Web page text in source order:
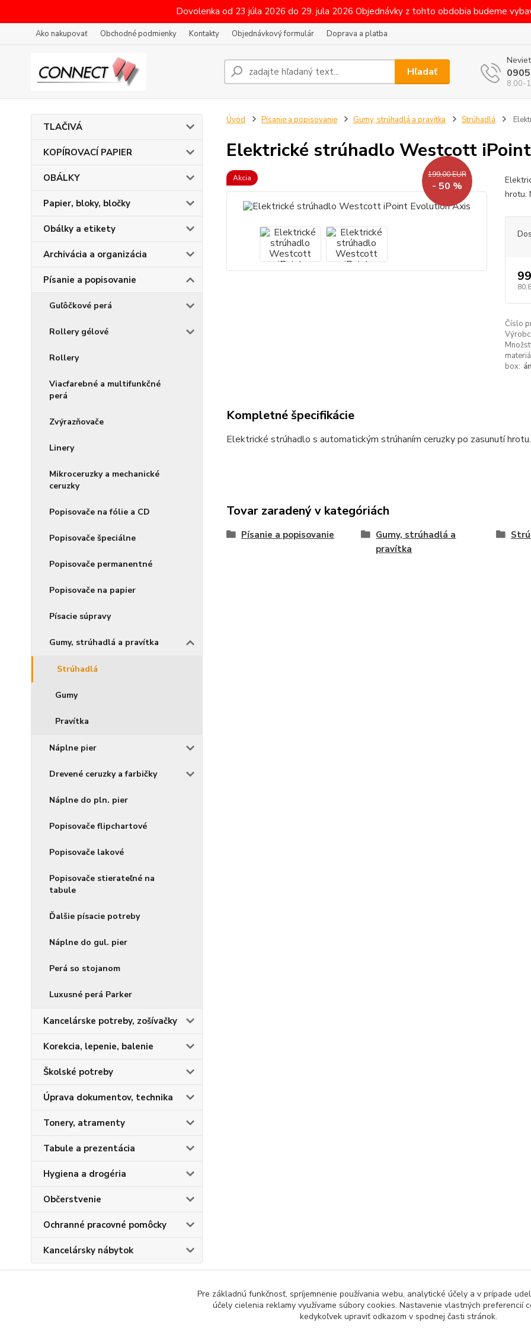
Dovolenka od 23 júla 2026 do 29. jula 2026 Objednávky z tohto obdobia budeme
Ako nakupovať Obchodné podmienky Kontakty Objednávkový formulár Doprava a platba
Hľadať
8.00-
TLAČIVÁ
KOPÍROVACÍ PAPIER
OBÁLKY
Papier, bloky, bločky
Obálky a etikety
Archivácia a organizácia
Písanie a popisovanie
Guľôčkové perá
Rollery gélové
Rollery
Viacfarebné a multifunkčné
perá
Zvýrazňovače
Linery
Mikroceruzky a mechanické
ceruzky
Popisovače na fólie a CD
Popisovače špeciálne
Popisovače permanentné
Popisovače na papier
Písacie súpravy
Gumy, strúhadlá a pravítka
Strúhadlá
Gumy
Pravítka
Náplne pier
Drevené ceruzky a farbičky
Náplne do pln. pier
Popisovače flipchartové
Popisovače lakové
Popisovače stierateľné na
tabule
Ďalšie písacie potreby
Náplne do gul. pier
Perá so stojanom
Luxusné perá Parker
Kancelárske potreby, zošívačky
Korekcia, lepenie, balenie
Školské potreby
Úprava dokumentov, technika
Tonery, atramenty
Tabule a prezentácia
Hygiena a drogéria
Občerstvenie
Ochranné pracovné pomôcky
Kancelársky nábytok
Úvod Písanie a popisovanie Gumy, strúhadlá a pravítka Strúhadlá
Elektrické strúhadlo Westcott
Akcia 199,00 EUR
- 50 %
hrotu.
Číslo
box:
Kompletné špecifikácie
Elektrické strúhadlo s automatickým strúhaním ceruzky po zasunutí
Tovar zaradený v kategóriách
Písanie a popisovanie
Gumy, strúhadlá a
pravítka
Pre základnú funkčnosť, spríjemnenie používania webu, analytické účely a v prípade
účely cielenia reklamy využívame súbory cookies. Nastavenie vlastných preferencií
kedykoľvek upraviť odkazom v spodnej časti stránok.